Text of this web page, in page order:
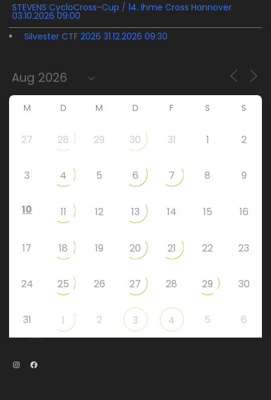
STEVENS CycloCross-Cup / 14. Ihme Cross Hannover
03.10.2026 09:00
Silvester CTF 2026 31.12.2026 09:30
M D M D F S S
27 28 29 30 31 1 2
3 4 5 6 7 8 9
10 11 12 13 14 15 16
17 18 19 20 21 22 23
24 25 26 27 28 29 30
31 1 2 3 4 5 6